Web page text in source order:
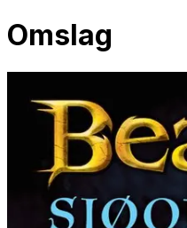
Omslag